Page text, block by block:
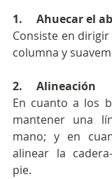
1.     Ahuecar el
Consiste en
columna y
2.     Alineación
En cuanto a los
mantener una
mano; y en
alinear la
pie.